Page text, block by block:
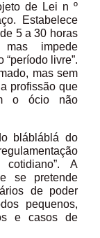
de Lei n º
Estabelece
5 a 30 horas
impede
livre”.
mas sem
profissão que
o ócio não
blábláblá do
cotidiano”. A
se pretende
de poder
pequenos,
e casos de